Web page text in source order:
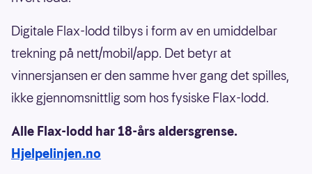
Digitale Flax-lodd tilbys i form av en umiddelbar
trekning på nett/mobil/app. Det betyr at
vinnersjansen er den samme hver gang det spilles,
ikke gjennomsnittlig som hos fysiske Flax-lodd.
Alle Flax-lodd har 18-års aldersgrense.
Hjelpelinjen.no